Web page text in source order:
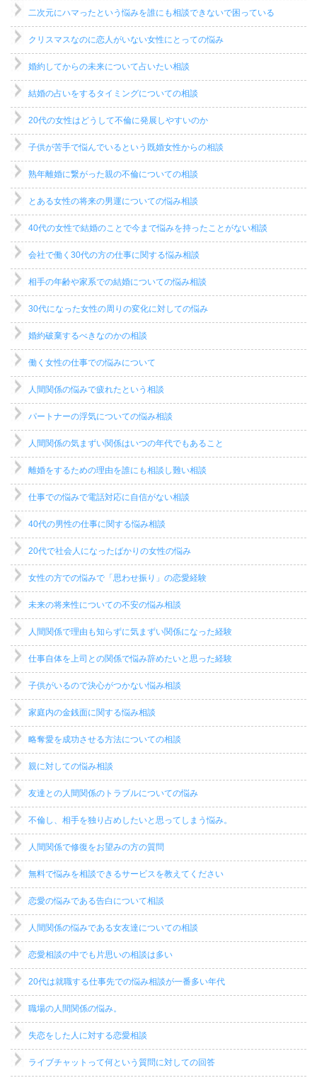
二次元にハマったという悩みを誰にも相談できないで困っている
クリスマスなのに恋人がいない女性にとっての悩み
婚約してからの未来について占いたい相談
結婚の占いをするタイミングについての相談
20代の女性はどうして不倫に発展しやすいのか
子供が苦手で悩んでいるという既婚女性からの相談
熟年離婚に繋がった親の不倫についての相談
とある女性の将来の男運についての悩み相談
40代の女性で結婚のことで今まで悩みを持ったことがない相談
会社で働く30代の方の仕事に関する悩み相談
相手の年齢や家系での結婚についての悩み相談
30代になった女性の周りの変化に対しての悩み
婚約破棄するべきなのかの相談
働く女性の仕事での悩みについて
人間関係の悩みで疲れたという相談
パートナーの浮気についての悩み相談
人間関係の気まずい関係はいつの年代でもあること
離婚をするための理由を誰にも相談し難い相談
仕事での悩みで電話対応に自信がない相談
40代の男性の仕事に関する悩み相談
20代で社会人になったばかりの女性の悩み
女性の方での悩みで「思わせ振り」の恋愛経験
未来の将来性についての不安の悩み相談
人間関係で理由も知らずに気まずい関係になった経験
仕事自体を上司との関係で悩み辞めたいと思った経験
子供がいるので決心がつかない悩み相談
家庭内の金銭面に関する悩み相談
略奪愛を成功させる方法についての相談
親に対しての悩み相談
友達との人間関係のトラブルについての悩み
不倫し、相手を独り占めしたいと思ってしまう悩み。
人間関係で修復をお望みの方の質問
無料で悩みを相談できるサービスを教えてください
恋愛の悩みである告白について相談
人間関係の悩みである女友達についての相談
恋愛相談の中でも片思いの相談は多い
20代は就職する仕事先での悩み相談が一番多い年代
職場の人間関係の悩み。
失恋をした人に対する恋愛相談
ライブチャットって何という質問に対しての回答